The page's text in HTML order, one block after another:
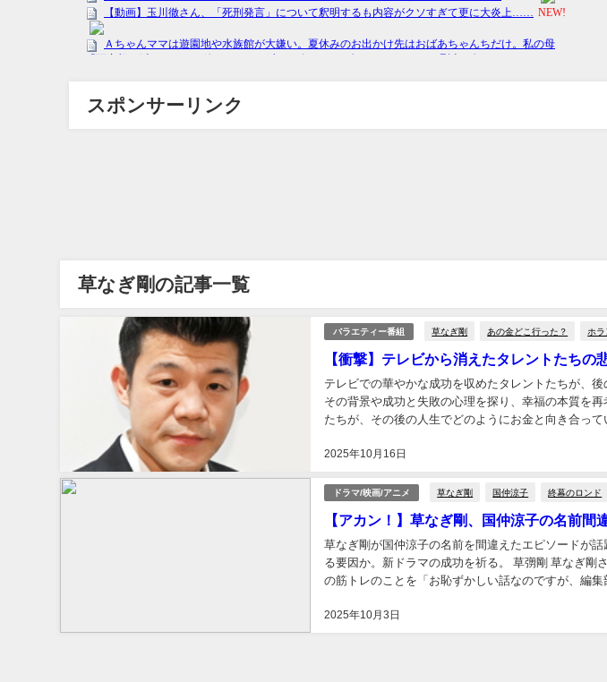
スポンサーリンク
草なぎ剛の記事一覧
バラエティー番組 草なぎ剛 あの金どこ行った？ ホラ
【衝撃】テレビから消えたタレントたちの
2025年10月16日
テレビでの華やかな成功を収めたタレントたちが、
その背景や成功と失敗の心理を探り、幸福の本質を
たちが、その後の人生でどのようにお金と向き合っ
ドラマ/映画/アニメ 草なぎ剛 国仲涼子 終幕のロンド
【アカン！】草なぎ剛、国仲涼子の名前間
2025年10月3日
草なぎ剛が国仲涼子の名前を間違えたエピソードが
る要因か。新ドラマの成功を祈る。 草彅剛 草なぎ剛
の筋トレのことを「お恥ずかしい話なのですが、編